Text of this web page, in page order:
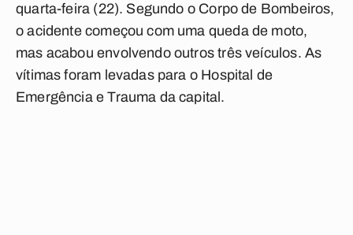
quarta-feira (22). Segundo o Corpo de Bombeiros,
o acidente começou com uma queda de moto,
mas acabou envolvendo outros três veículos. As
vítimas foram levadas para o Hospital de
Emergência e Trauma da capital.